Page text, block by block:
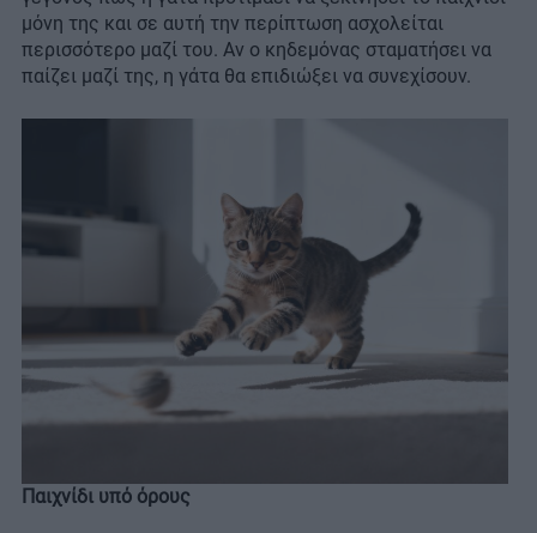
μόνη της και σε αυτή την περίπτωση ασχολείται
περισσότερο μαζί του. Αν ο κηδεμόνας σταματήσει να
παίζει μαζί της, η γάτα θα επιδιώξει να συνεχίσουν.
Παιχνίδι υπό όρους